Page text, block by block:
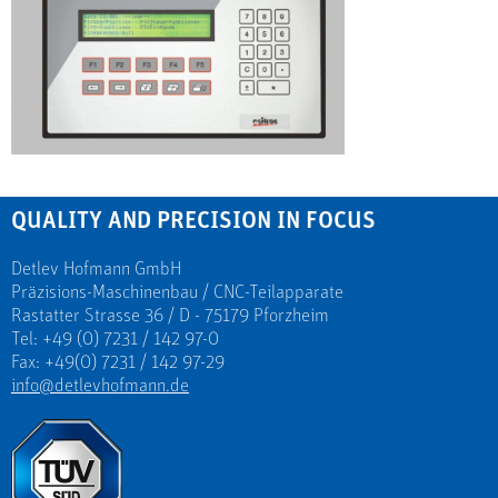
QUALITY AND PRECISION IN FOCUS
Detlev Hofmann GmbH
Präzisions-Maschinenbau / CNC-Teilapparate
Rastatter Strasse 36 / D - 75179 Pforzheim
Tel: +49 (0) 7231 / 142 97-0
Fax: +49(0) 7231 / 142 97-29
info@detlevhofmann.de